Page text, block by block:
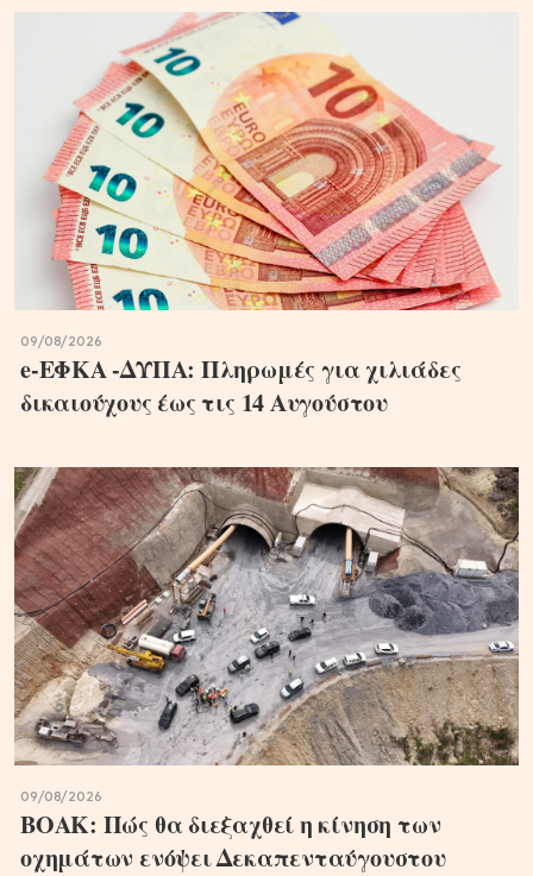
09/08/2026
e-ΕΦΚΑ -ΔΥΠΑ: Πληρωμές για χιλιάδες
δικαιούχους έως τις 14 Αυγούστου
09/08/2026
ΒΟΑΚ: Πώς θα διεξαχθεί η κίνηση των
οχημάτων ενόψει Δεκαπενταύγουστου